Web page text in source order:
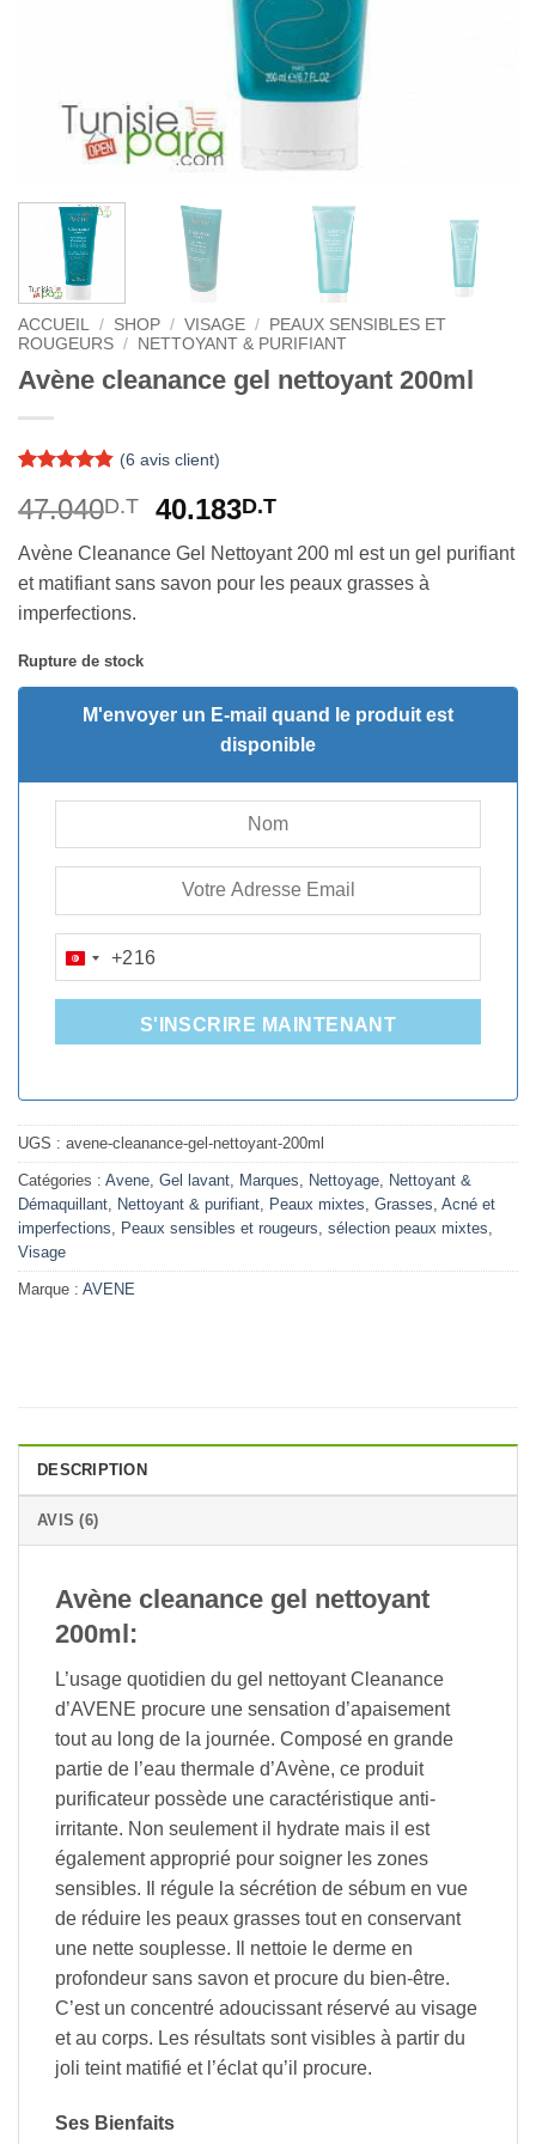
ACCUEIL / SHOP / VISAGE /
PEAUX SENSIBLES ET
ROUGEURS / NETTOYANT & PURIFIANT
Avène cleanance gel nettoyant 200ml
sur 5 basé
sur
notations
client
(6 avis client)
47.040D.T
Le
initial
était :
40.183D.TLe
actuel
est :
Avène Cleanance Gel Nettoyant 200 ml est un gel purifiant
et matifiant sans savon pour les peaux grasses à
imperfections.
Rupture de stock
M'envoyer un E-mail quand le produit est
disponible
TUNISIA
+216
+216
S'INSCRIRE MAINTENANT
UGS : avene-cleanance-gel-nettoyant-200ml
Catégories : Avene Gel lavant Marques Nettoyage
Nettoyant &
Démaquillant
Nettoyant & purifiant
Peaux mixtes, Grasses, Acné et
imperfections
Peaux sensibles et rougeurs sélection peaux mixtes
Visage
Marque : AVENE
DESCRIPTION
AVIS (6)
Avène cleanance gel nettoyant
200ml:
L’usage quotidien du gel nettoyant Cleanance
d’AVENE procure une sensation d’apaisement
tout au long de la journée. Composé en grande
partie de l’eau thermale d’Avène, ce produit
purificateur possède une caractéristique anti-
irritante. Non seulement il hydrate mais il est
également approprié pour soigner les zones
sensibles. Il régule la sécrétion de sébum en vue
de réduire les peaux grasses tout en conservant
une nette souplesse. Il nettoie le derme en
profondeur sans savon et procure du bien-être.
C’est un concentré adoucissant réservé au visage
et au corps. Les résultats sont visibles à partir du
joli teint matifié et l’éclat qu’il procure.
Ses Bienfaits